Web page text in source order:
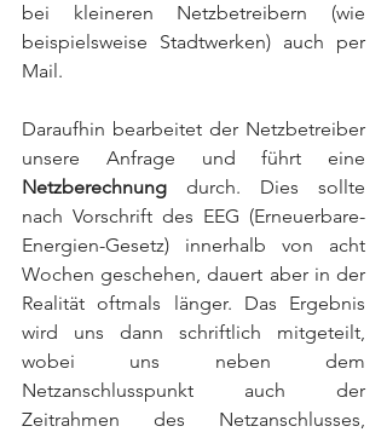
bei kleineren Netzbetreibern (wie
beispielsweise Stadtwerken) auch per
Mail.
Daraufhin bearbeitet der Netzbetreiber
Netzberechnung durch. Dies sollte
nach Vorschrift des EEG (Erneuerbare-
Energien-Gesetz) innerhalb von acht
Wochen geschehen, dauert aber in der
Realität oftmals länger. Das Ergebnis
wird uns dann schriftlich mitgeteilt,
wobei uns neben dem
Netzanschlusspunkt auch der
Zeitrahmen des Netzanschlusses,